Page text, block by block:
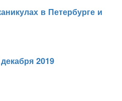
в Петербурге и
2019